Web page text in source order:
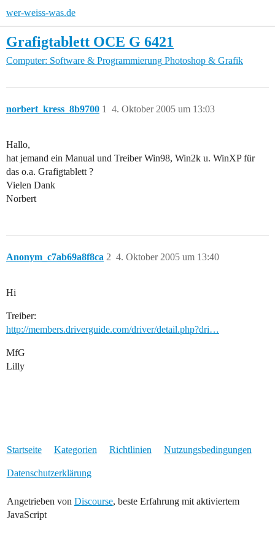
wer-weiss-was.de
Grafigtablett OCE G 6421
Computer: Software & Programmierung Photoshop & Grafik
norbert_kress_8b9700 4. Oktober 2005 um 13:03
1
Hallo,
hat jemand ein Manual und Treiber Win98, Win2k u. WinXP für
das o.a. Grafigtablett ?
Vielen Dank
Norbert
Anonym_c7ab69a8f8ca 4. Oktober 2005 um 13:40
2
Hi
Treiber:
http://members.driverguide.com/driver/detail.php?dri…
MfG
Lilly
Startseite Kategorien Richtlinien Nutzungsbedingungen
Datenschutzerklärung
Angetrieben von Discourse, beste Erfahrung mit aktiviertem
JavaScript